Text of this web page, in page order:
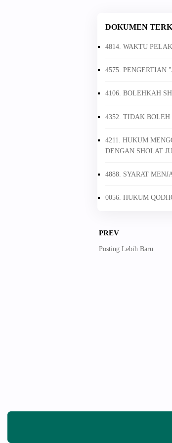
DOKUMEN
4814. WAKTU
4575. PENGERTIAN
4106. BOLEHKAH
4352. TIDAK BOLEH
4211. HUKUM
DENGAN SHOLAT
4888. SYARAT
0056. HUKUM
PREV
Posting Lebih Baru